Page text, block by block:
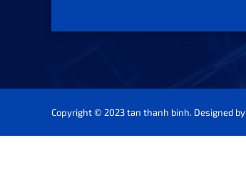
Copyright © 2023 tan thanh binh. Designed by